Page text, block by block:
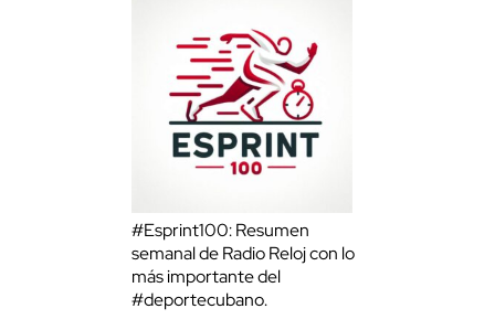
#Esprint100: Resumen
semanal de Radio Reloj con lo
más importante del
#deportecubano.